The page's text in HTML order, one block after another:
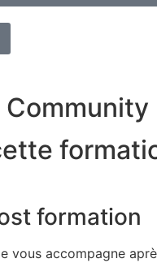
formation
vous accompagne